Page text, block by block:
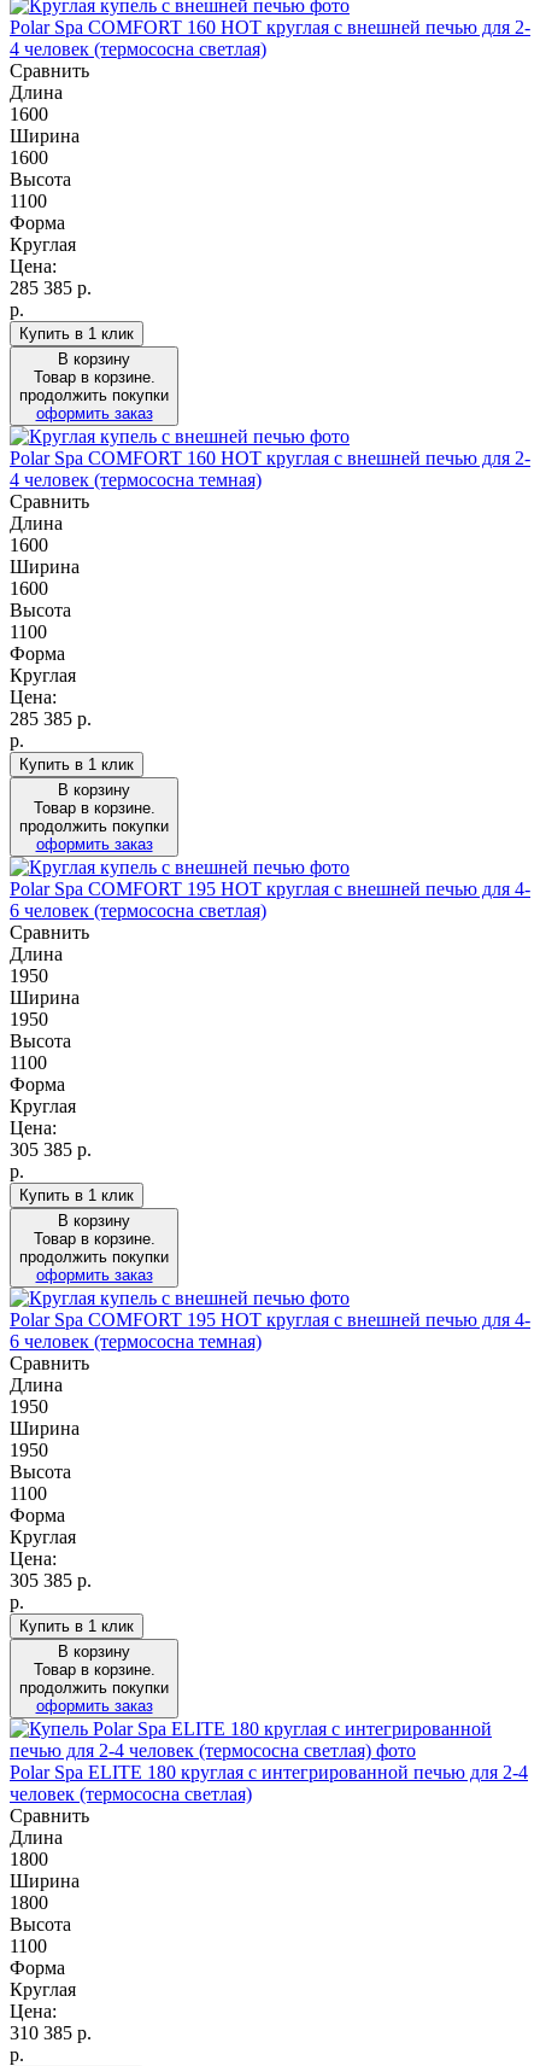
Polar Spa COMFORT 160 HOT круглая с внешней печью для 2-
4 человек (термососна светлая)
Сравнить
Длина
1600
Ширина
1600
Высота
1100
Форма
Круглая
Цена:
285 385 р.
р.
Купить в 1 клик
В корзину
Товар в корзине.
продолжить покупки
оформить заказ
Polar Spa COMFORT 160 HOT круглая с внешней печью для 2-
4 человек (термососна темная)
Сравнить
Длина
1600
Ширина
1600
Высота
1100
Форма
Круглая
Цена:
285 385 р.
р.
Купить в 1 клик
В корзину
Товар в корзине.
продолжить покупки
оформить заказ
Polar Spa COMFORT 195 HOT круглая с внешней печью для 4-
6 человек (термососна светлая)
Сравнить
Длина
1950
Ширина
1950
Высота
1100
Форма
Круглая
Цена:
305 385 р.
р.
Купить в 1 клик
В корзину
Товар в корзине.
продолжить покупки
оформить заказ
Polar Spa COMFORT 195 HOT круглая с внешней печью для 4-
6 человек (термососна темная)
Сравнить
Длина
1950
Ширина
1950
Высота
1100
Форма
Круглая
Цена:
305 385 р.
р.
Купить в 1 клик
В корзину
Товар в корзине.
продолжить покупки
оформить заказ
Polar Spa ELITE 180 круглая с интегрированной печью для 2-4
человек (термососна светлая)
Сравнить
Длина
1800
Ширина
1800
Высота
1100
Форма
Круглая
Цена:
310 385 р.
р.